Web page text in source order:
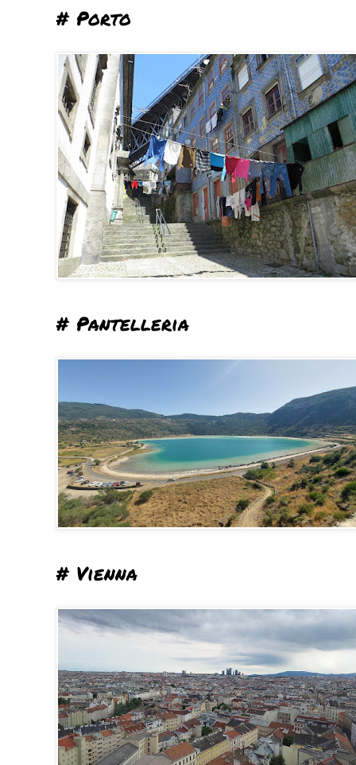
# Porto
# Pantelleria
# Vienna